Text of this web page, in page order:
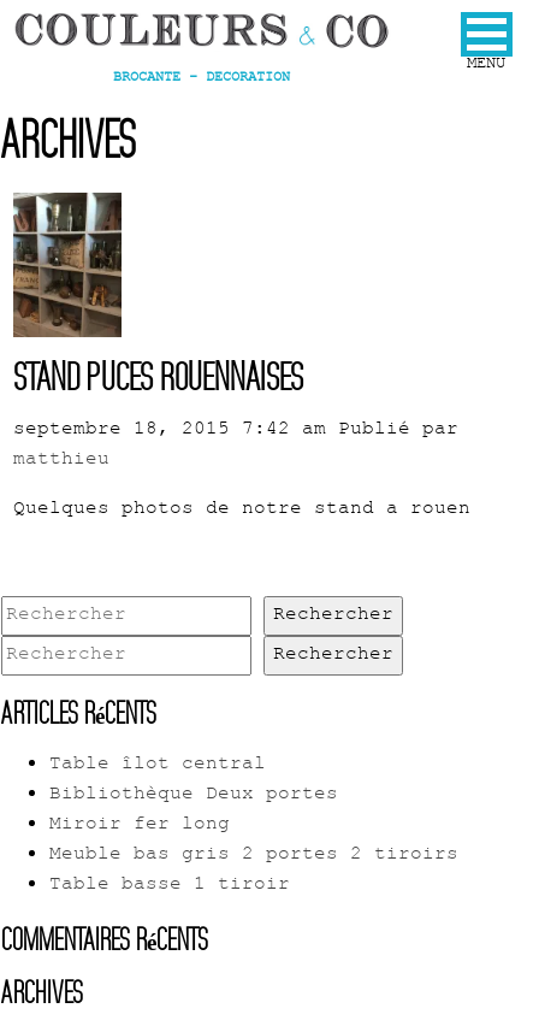
BROCANTE - DECORATION
Archives
Stand puces rouennaises
septembre 18, 2015 7:42 am Publié par
matthieu
Quelques photos de notre stand a rouen
Rechercher
Rechercher
Articles récents
Table îlot central
Bibliothèque Deux portes
Miroir fer long
Meuble bas gris 2 portes 2 tiroirs
Table basse 1 tiroir
Commentaires récents
Archives